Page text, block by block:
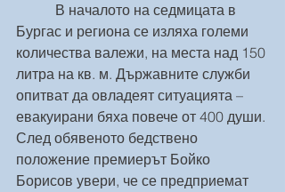
Бургас и региона се изляха големи
количества валежи, на места над 150
литра на кв. м. Държавните служби
опитват да овладеят ситуацията –
евакуирани бяха повече от 400 души.
След обявеното бедствено
положение премиерът Бойко
Борисов увери, че се предприемат